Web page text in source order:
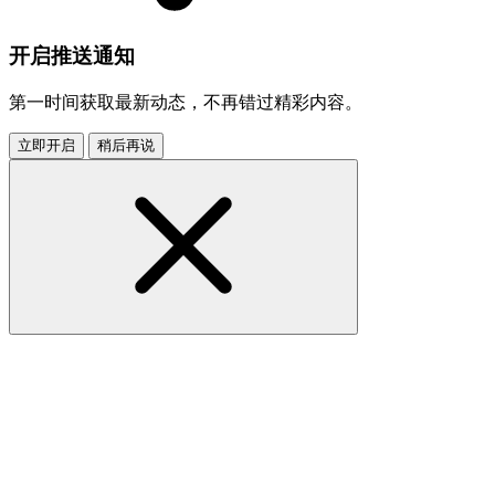
开启推送通知
第一时间获取最新动态，不再错过精彩内容。
立即开启 稍后再说